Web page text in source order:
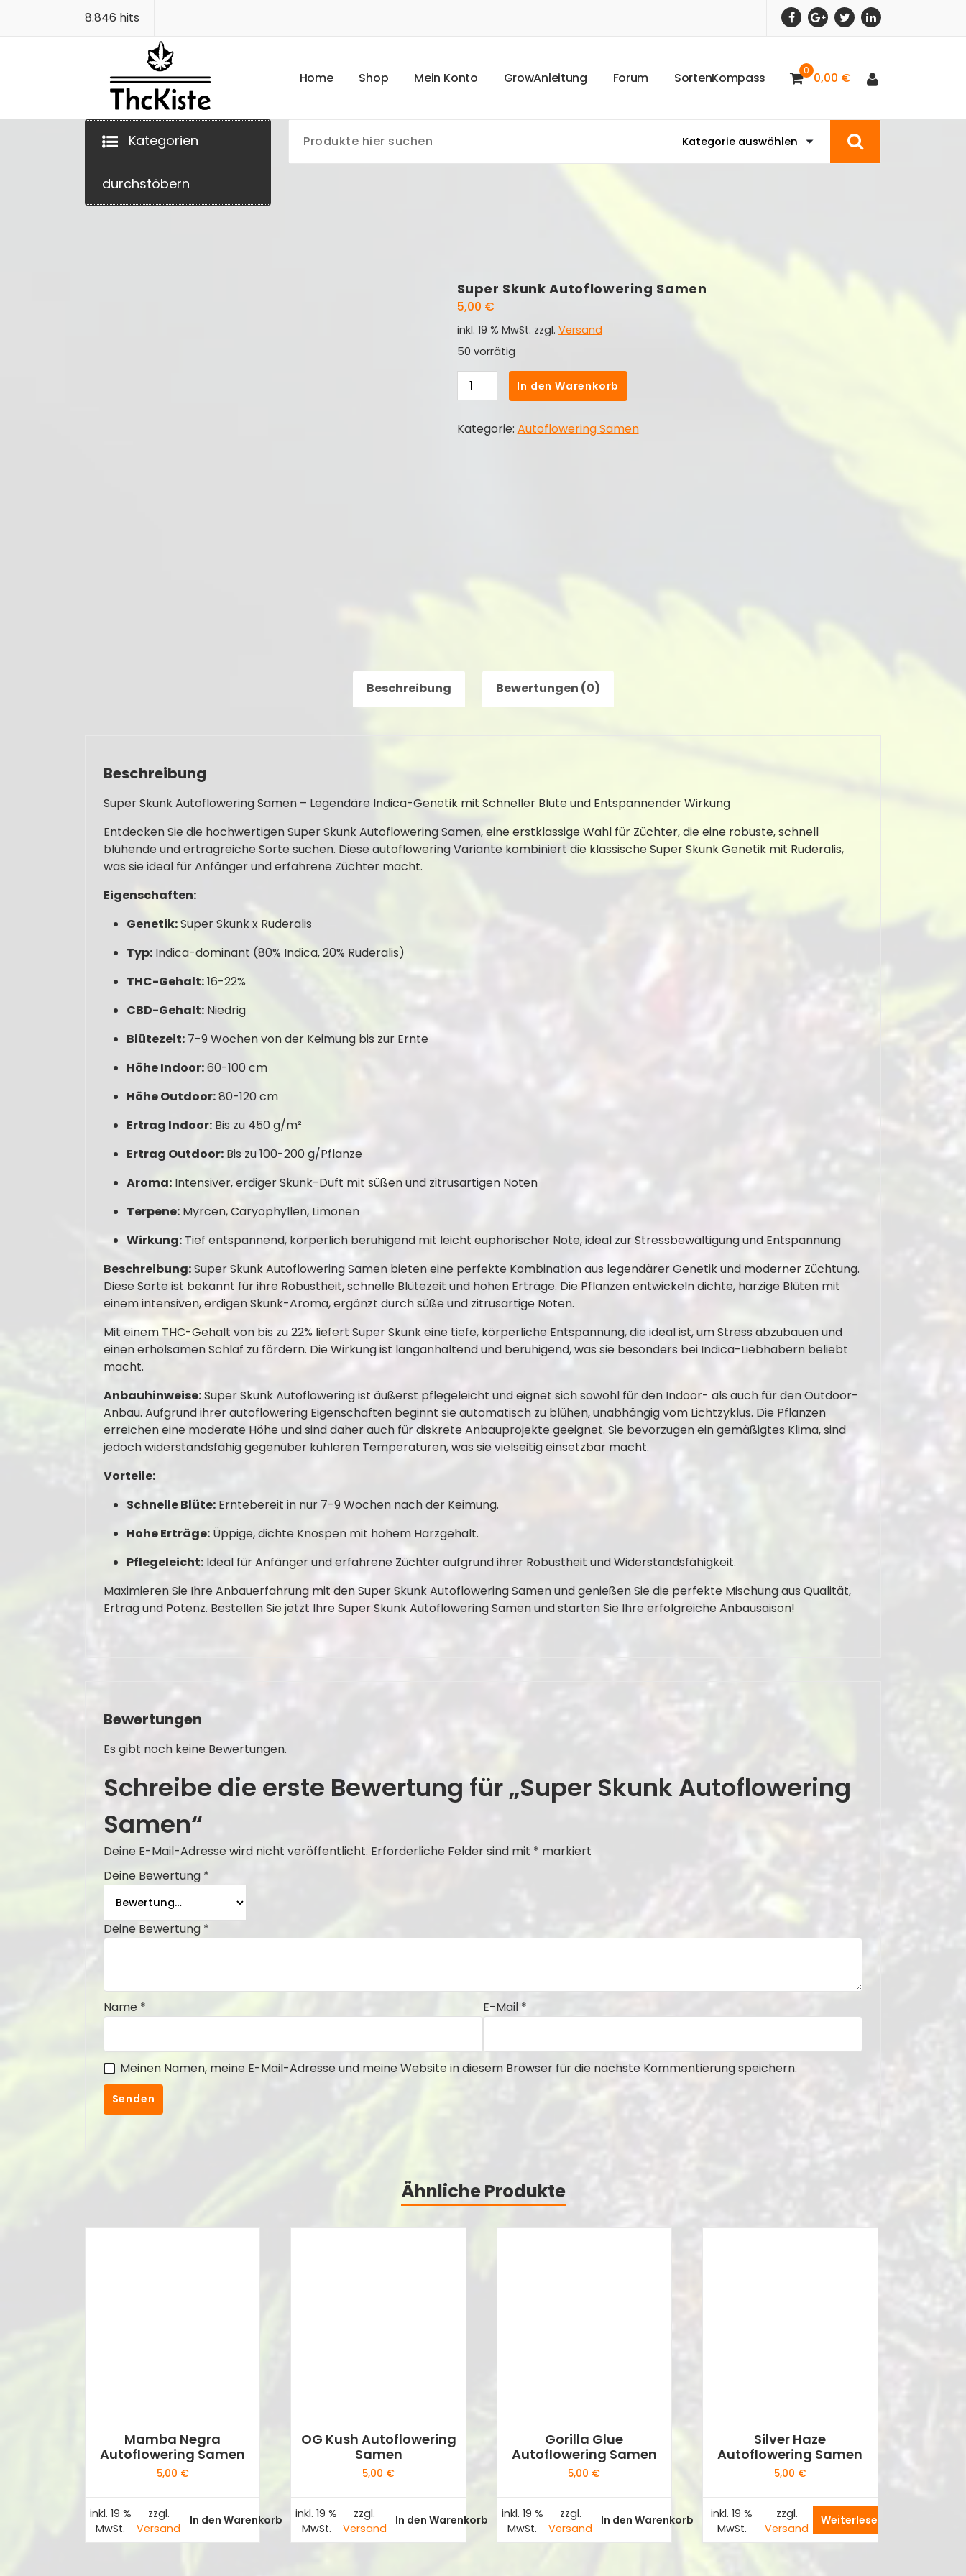
8.846 hits
Finest Quality
Home Shop Mein Konto GrowAnleitung Forum SortenKompass 0 0,00 €
Kategorien
durchstöbern
Super Skunk Autoflowering Samen
5,00 €
inkl. 19 % MwSt. zzgl. Versand
50 vorrätig
Super
Skunk
Samen
In den Warenkorb
Kategorie: Autoflowering Samen
Beschreibung Bewertungen (0)
Beschreibung
Super Skunk Autoflowering Samen – Legendäre Indica-Genetik mit Schneller Blüte und Entspannender Wirkung
Entdecken Sie die hochwertigen Super Skunk Autoflowering Samen, eine erstklassige Wahl für Züchter, die eine robuste, schnell
blühende und ertragreiche Sorte suchen. Diese autoflowering Variante kombiniert die klassische Super Skunk Genetik mit Ruderalis,
was sie ideal für Anfänger und erfahrene Züchter macht.
Eigenschaften:
Genetik:Super Skunk x Ruderalis
Typ: Indica-dominant (80% Indica, 20% Ruderalis)
THC-Gehalt:16-22%
CBD-Gehalt: Niedrig
Blütezeit: 7-9 Wochen von der Keimung bis zur Ernte
Höhe Indoor:60-100 cm
Höhe Outdoor:80-120 cm
Ertrag Indoor: Bis zu 450 g/m²
Ertrag Outdoor: Bis zu 100-200 g/Pflanze
Aroma: Intensiver, erdiger Skunk-Duft mit süßen und zitrusartigen Noten
Terpene: Myrcen, Caryophyllen, Limonen
Wirkung: Tief entspannend, körperlich beruhigend mit leicht euphorischer Note, ideal zur Stressbewältigung und Entspannung
Beschreibung:Super Skunk Autoflowering Samen bieten eine perfekte Kombination aus legendärer Genetik und moderner Züchtung.
Diese Sorte ist bekannt für ihre Robustheit, schnelle Blütezeit und hohen Erträge. Die Pflanzen entwickeln dichte, harzige Blüten mit
einem intensiven, erdigen Skunk-Aroma, ergänzt durch süße und zitrusartige Noten.
Mit einem THC-Gehalt von bis zu 22% liefert Super Skunk eine tiefe, körperliche Entspannung, die ideal ist, um Stress abzubauen und
einen erholsamen Schlaf zu fördern. Die Wirkung ist langanhaltend und beruhigend, was sie besonders bei Indica-Liebhabern beliebt
macht.
Anbauhinweise:Super Skunk Autoflowering ist äußerst pflegeleicht und eignet sich sowohl für den Indoor- als auch für den Outdoor-
Anbau. Aufgrund ihrer autoflowering Eigenschaften beginnt sie automatisch zu blühen, unabhängig vom Lichtzyklus. Die Pflanzen
erreichen eine moderate Höhe und sind daher auch für diskrete Anbauprojekte geeignet. Sie bevorzugen ein gemäßigtes Klima, sind
jedoch widerstandsfähig gegenüber kühleren Temperaturen, was sie vielseitig einsetzbar macht.
Vorteile:
Schnelle Blüte: Erntebereit in nur 7-9 Wochen nach der Keimung.
Hohe Erträge: Üppige, dichte Knospen mit hohem Harzgehalt.
Pflegeleicht: Ideal für Anfänger und erfahrene Züchter aufgrund ihrer Robustheit und Widerstandsfähigkeit.
Maximieren Sie Ihre Anbauerfahrung mit den Super Skunk Autoflowering Samen und genießen Sie die perfekte Mischung aus Qualität,
Ertrag und Potenz. Bestellen Sie jetzt Ihre Super Skunk Autoflowering Samen und starten Sie Ihre erfolgreiche Anbausaison!
Bewertungen
Es gibt noch keine Bewertungen.
Schreibe die erste Bewertung für „Super Skunk Autoflowering
Samen“
Deine E-Mail-Adresse wird nicht veröffentlicht. Erforderliche Felder sind mit * markiert
Deine Bewertung *
Deine Bewertung *
Name * E-Mail *
Meinen Namen, meine E-Mail-Adresse und meine Website in diesem Browser für die nächste Kommentierung speichern.
Ähnliche Produkte
Mamba Negra
Autoflowering Samen
5,00 €
inkl. 19 %
MwSt.
zzgl.
Versand
In den Warenkorb
OG Kush Autoflowering
Samen
5,00 €
inkl. 19 %
MwSt.
zzgl.
Versand
In den Warenkorb
Gorilla Glue
Autoflowering Samen
5,00 €
inkl. 19 %
MwSt.
zzgl.
Versand
In den Warenkorb
Silver Haze
Autoflowering Samen
5,00 €
inkl. 19 %
MwSt.
zzgl.
Versand
Weiterlesen